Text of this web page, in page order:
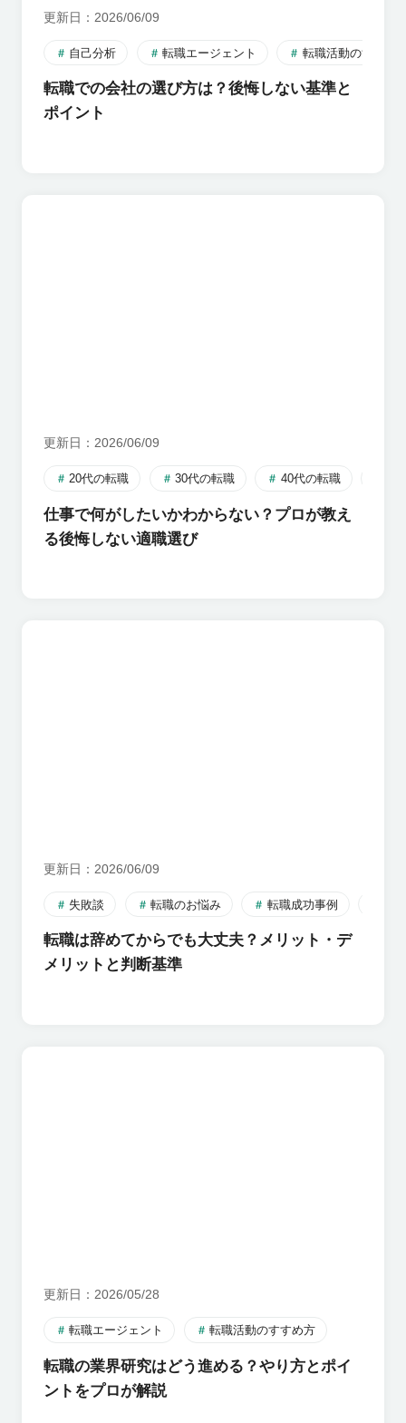
更新日 2026/06/09
自己分析 転職エージェント 転職活動のすすめ
転職での会社の選び方は？後悔しない基準と
ポイント
更新日 2026/06/09
20代の転職 30代の転職 40代の転職
仕事で何がしたいかわからない？プロが教え
る後悔しない適職選び
更新日 2026/06/09
失敗談 転職のお悩み 転職成功事例
転職は辞めてからでも大丈夫？メリット・デ
メリットと判断基準
更新日 2026/05/28
転職エージェント 転職活動のすすめ方
転職の業界研究はどう進める？やり方とポイ
ントをプロが解説